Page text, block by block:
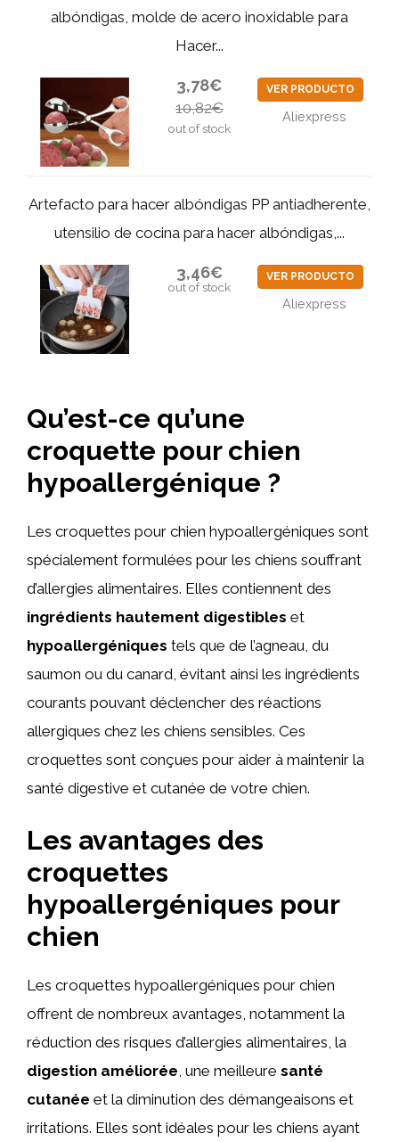
albóndigas, molde de acero inoxidable para
Hacer...
3,78€
10,82€
out of stock
VER PRODUCTO
Aliexpress
Artefacto para hacer albóndigas PP antiadherente,
utensilio de cocina para hacer albóndigas,...
3,46€
out of stock
VER PRODUCTO
Aliexpress
Qu’est-ce qu’une
croquette pour chien
hypoallergénique ?
Les croquettes pour chien hypoallergéniques sont
spécialement formulées pour les chiens souffrant
d’allergies alimentaires. Elles contiennent des
ingrédients hautement digestibles et
hypoallergéniques tels que de l’agneau, du
saumon ou du canard, évitant ainsi les ingrédients
courants pouvant déclencher des réactions
allergiques chez les chiens sensibles. Ces
croquettes sont conçues pour aider à maintenir la
santé digestive et cutanée de votre chien.
Les avantages des
croquettes
hypoallergéniques pour
chien
Les croquettes hypoallergéniques pour chien
offrent de nombreux avantages, notamment la
réduction des risques d’allergies alimentaires, la
digestion améliorée, une meilleure santé
cutanée et la diminution des démangeaisons et
irritations. Elles sont idéales pour les chiens ayant